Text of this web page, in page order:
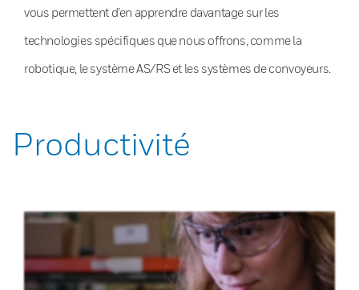
vous permettent d’en apprendre davantage sur les
technologies spécifiques que nous offrons, comme la
robotique, le système AS/RS et les systèmes de convoyeurs.
Productivité